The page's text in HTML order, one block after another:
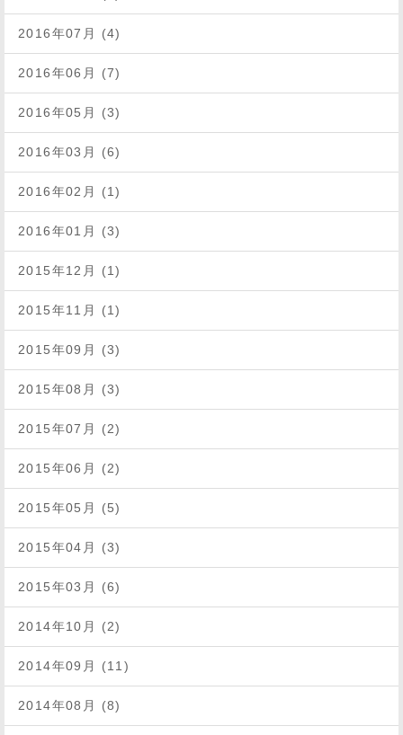
2016年07月 (4)
2016年06月 (7)
2016年05月 (3)
2016年03月 (6)
2016年02月 (1)
2016年01月 (3)
2015年12月 (1)
2015年11月 (1)
2015年09月 (3)
2015年08月 (3)
2015年07月 (2)
2015年06月 (2)
2015年05月 (5)
2015年04月 (3)
2015年03月 (6)
2014年10月 (2)
2014年09月 (11)
2014年08月 (8)